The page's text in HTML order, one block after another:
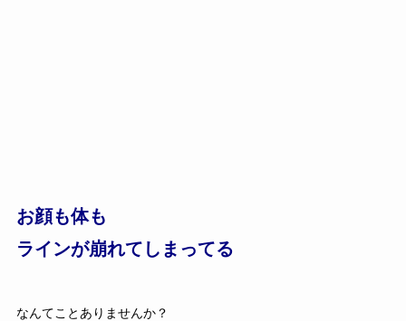
お顔も体も
ラインが崩れてしまってる
なんてことありませんか？